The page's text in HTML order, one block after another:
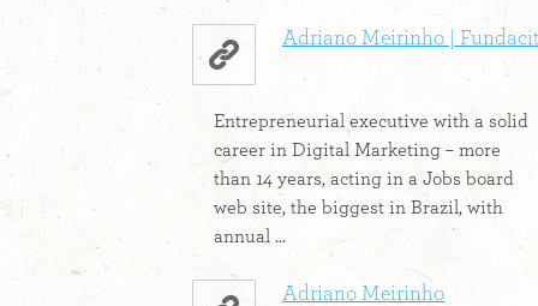
Adriano Meirinho |
Entrepreneurial executive with a solid
career in Digital Marketing – more
than 14 years, acting in a Jobs board
web site, the biggest in Brazil, with
annual ...
Adriano Meirinho